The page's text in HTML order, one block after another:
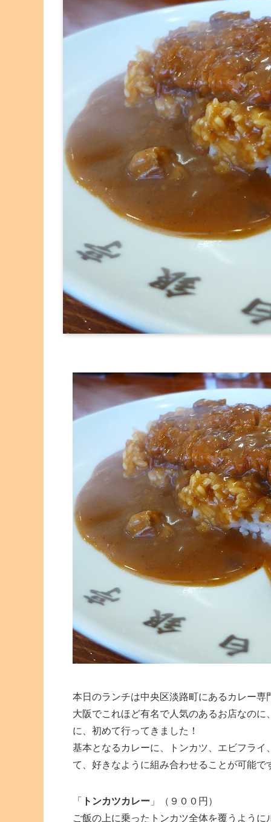
本日のランチは中央区淡路町にあるカレー専
大阪でこれほど有名で人気のあるお店なの
に、初めて行ってきました！
基本となるカレーに、トンカツ、エビフラ
て、好きなように組み合わせることが可能で
「 トンカツカレー 」（９００円）
ご飯の上に乗ったトンカツ全体を覆うよう